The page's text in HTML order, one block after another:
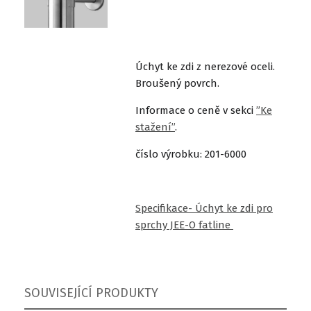
Úchyt ke zdi z nerezové oceli.
Broušený povrch.
Informace o ceně v sekci ”Ke
stažení”.
číslo výrobku: 201-6000
Specifikace- Úchyt ke zdi pro
sprchy JEE-O fatline
SOUVISEJÍCÍ PRODUKTY